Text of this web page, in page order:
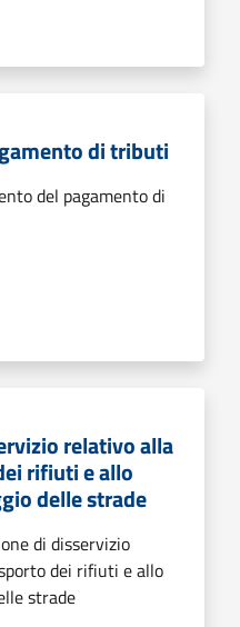
di tributi
del pagamento di
relativo alla
rifiuti e allo
delle strade
di disservizio
dei rifiuti e allo
strade